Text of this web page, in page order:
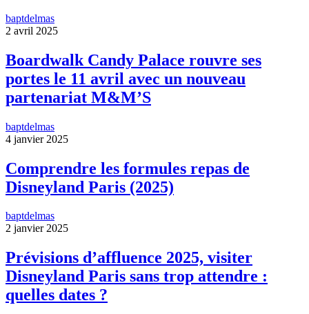
baptdelmas
2 avril 2025
Boardwalk Candy Palace rouvre ses
portes le 11 avril avec un nouveau
partenariat M&M’S
baptdelmas
4 janvier 2025
Comprendre les formules repas de
Disneyland Paris (2025)
baptdelmas
2 janvier 2025
Prévisions d’affluence 2025, visiter
Disneyland Paris sans trop attendre :
quelles dates ?